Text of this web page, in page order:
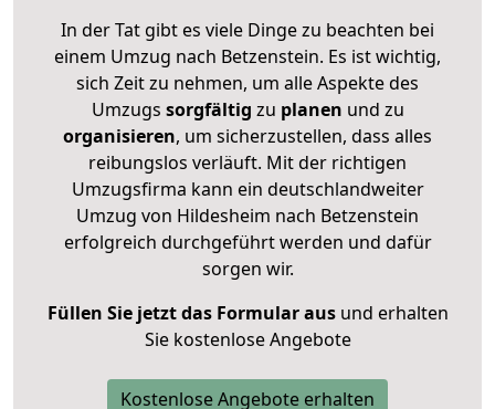
In der Tat gibt es viele Dinge zu beachten bei
einem Umzug nach Betzenstein. Es ist wichtig,
sich Zeit zu nehmen, um alle Aspekte des
Umzugs sorgfältig zu planen und zu
organisieren, um sicherzustellen, dass alles
reibungslos verläuft. Mit der richtigen
Umzugsfirma kann ein deutschlandweiter
Umzug von Hildesheim nach Betzenstein
erfolgreich durchgeführt werden und dafür
sorgen wir.
Füllen Sie jetzt das Formular ausund erhalten
Sie kostenlose Angebote
Kostenlose Angebote erhalten